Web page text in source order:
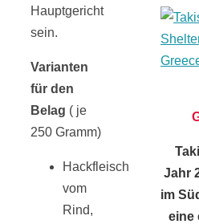
Hauptgericht
sein.
Varianten
für den
Belag ( je
250 Gramm)
Hackfleisch
vom
Rind,
Jahr
im
eine